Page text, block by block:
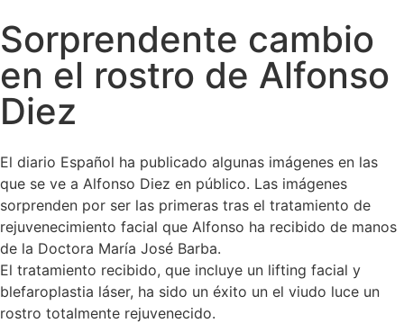
Sorprendente cambio
en el rostro de Alfonso
Diez
El diario Español ha publicado algunas imágenes en las
que se ve a Alfonso Diez en público. Las imágenes
sorprenden por ser las primeras tras el tratamiento de
rejuvenecimiento facial que Alfonso ha recibido de manos
de la Doctora María José Barba.
El tratamiento recibido, que incluye un lifting facial y
blefaroplastia láser, ha sido un éxito un el viudo luce un
rostro totalmente rejuvenecido.